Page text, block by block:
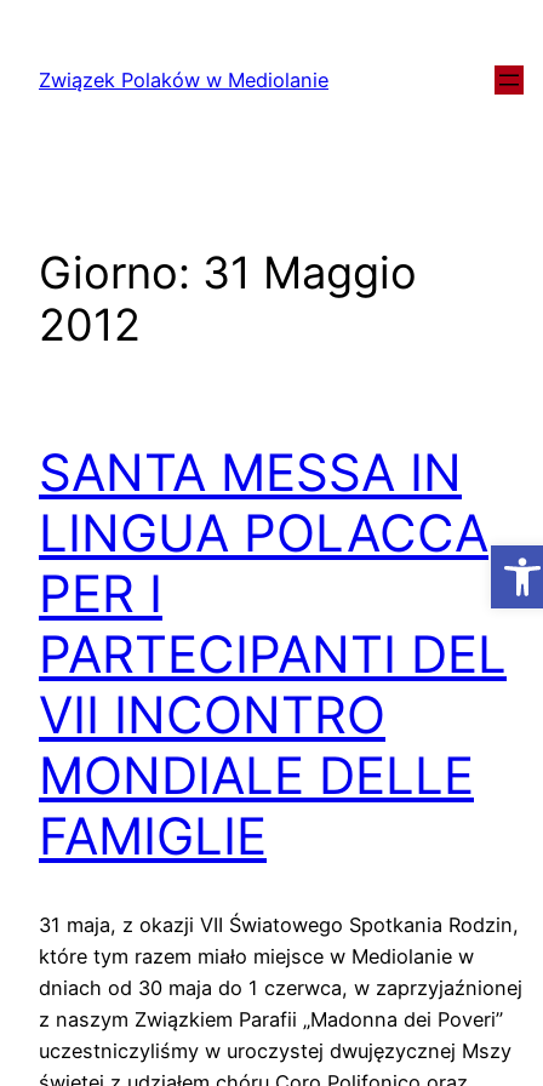
Związek Polaków w Mediolanie
Giorno: 31 Maggio
2012
SANTA MESSA IN
LINGUA POLACCA
PER I
PARTECIPANTI DEL
VII INCONTRO
MONDIALE DELLE
FAMIGLIE
31 maja, z okazji VII Światowego Spotkania Rodzin,
które tym razem miało miejsce w Mediolanie w
dniach od 30 maja do 1 czerwca, w zaprzyjaźnionej
z naszym Związkiem Parafii „Madonna dei Poveri”
uczestniczyliśmy w uroczystej dwujęzycznej Mszy